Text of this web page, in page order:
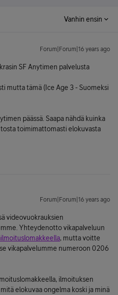
Vanhin ensin
Forum|Forum|16 years ago
SF Anytimen palvelusta
mutta tämä (Ice Age 3 - Suomeksi
päässä. Saapa nähdä kuinka
toimimattomasti elokuvasta
Forum|Forum|16 years ago
videovuokrauksien
Yhteydenotto vikapalveluun
, mutta voitte
vikapalvelumme numeroon 0206
ilmoituksen
elokuvaa ongelma koski ja minä